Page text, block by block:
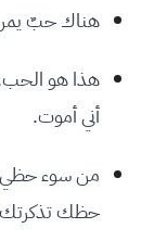
هناك حبٌ يمر
هذا هو
أني أموت.
من سوء
حظك تذكرتك